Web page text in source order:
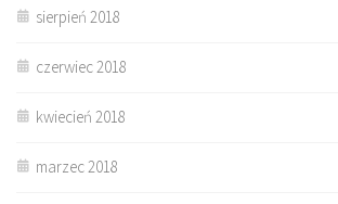
sierpień 2018
czerwiec 2018
kwiecień 2018
marzec 2018